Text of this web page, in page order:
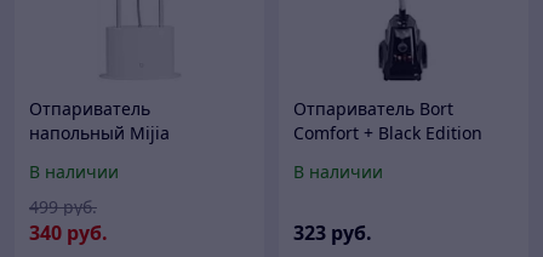
Отпариватель
напольный Mijia
В наличии
340 руб.
499 руб.
Отпариватель Bort
Comfort + Black Edition
В наличии
323 руб.